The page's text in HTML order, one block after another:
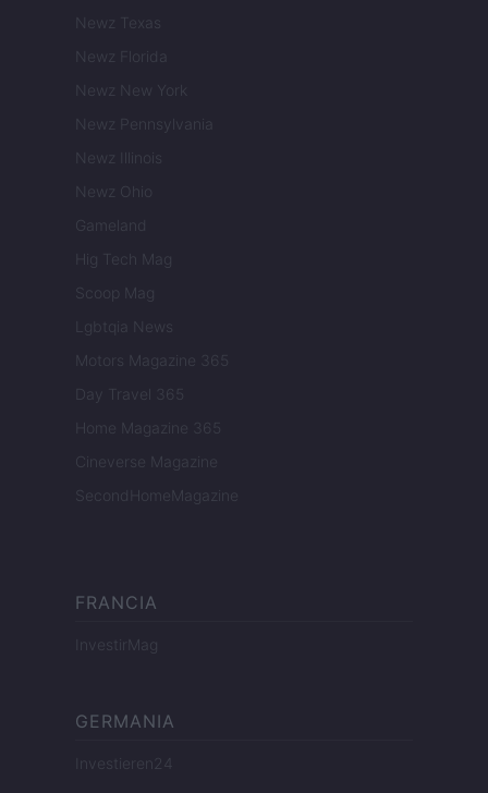
Newz Texas
Newz Florida
Newz New York
Newz Pennsylvania
Newz Illinois
Newz Ohio
Gameland
Hig Tech Mag
Scoop Mag
Lgbtqia News
Motors Magazine 365
Day Travel 365
Home Magazine 365
Cineverse Magazine
SecondHomeMagazine
FRANCIA
InvestirMag
GERMANIA
Investieren24